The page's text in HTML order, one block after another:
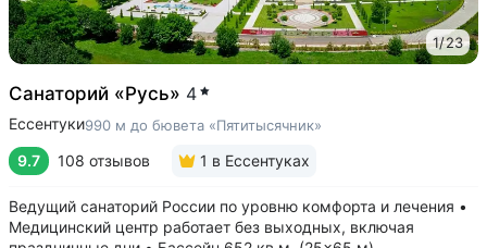
1/23
Санаторий «Русь» 4
Ессентуки990 м до бювета «Пятитысячник»
9.7 108 отзывов 1 в Ессентуках
Ведущий санаторий России по уровню комфорта и лечения •
Медицинский центр работает без выходных, включая